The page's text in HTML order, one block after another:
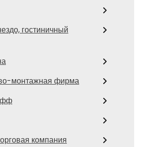
гостиничный
монтажная фирма
компания